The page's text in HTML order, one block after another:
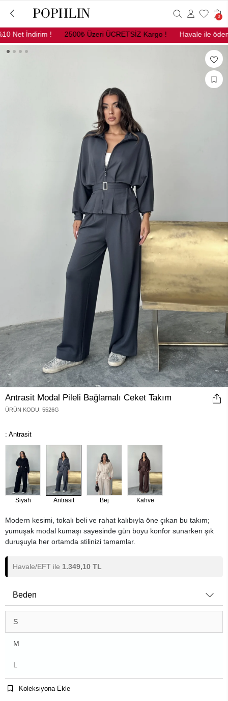
Net İndirim ! 2500₺ Üzeri ÜCRETSİZ Kargo ! Havale ile
0
Antrasit Modal Pileli Bağlamalı Ceket Takım
ÜRÜN KODU: 5526G
: Antrasit
Siyah Antrasit Bej Kahve
Modern kesimi, tokalı beli ve rahat kalıbıyla öne çıkan bu takım;
yumuşak modal kumaşı sayesinde gün boyu konfor sunarken şık
duruşuyla her ortamda stilinizi tamamlar.
Havale/EFT ile 1.349,10 TL
Beden
S
M
L
Koleksiyona Ekle